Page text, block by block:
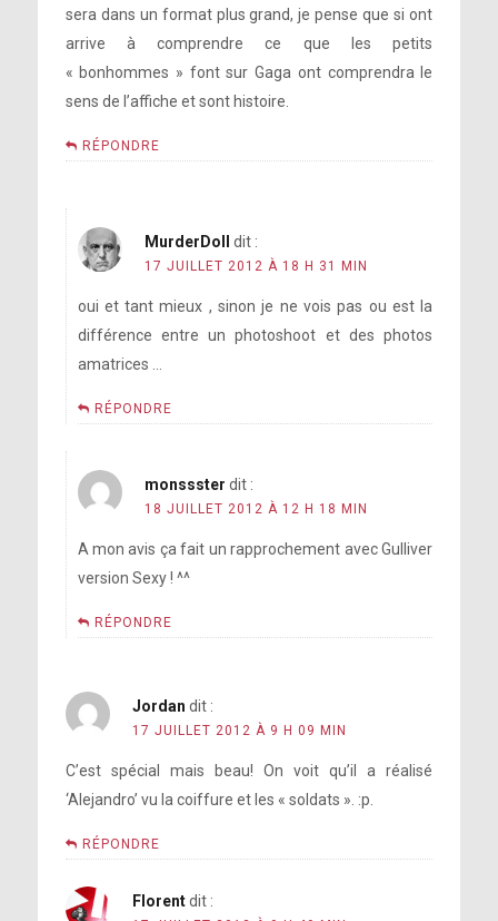
sera dans un format plus grand, je pense que si ont
arrive à comprendre ce que les petits
« bonhommes » font sur Gaga ont comprendra le
sens de l’affiche et sont histoire.
RÉPONDRE
MurderDoll dit :
17 JUILLET 2012 À 18 H 31 MIN
oui et tant mieux , sinon je ne vois pas ou est la
différence entre un photoshoot et des photos
amatrices …
RÉPONDRE
monssster dit :
18 JUILLET 2012 À 12 H 18 MIN
A mon avis ça fait un rapprochement avec Gulliver
version Sexy ! ^^
RÉPONDRE
Jordan dit :
17 JUILLET 2012 À 9 H 09 MIN
C’est spécial mais beau! On voit qu’il a réalisé
‘Alejandro’ vu la coiffure et les « soldats ». :p.
RÉPONDRE
Florent dit :